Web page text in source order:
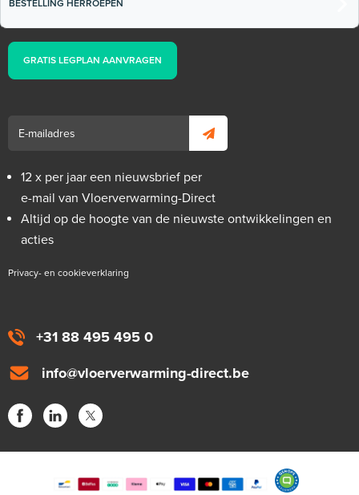
+31 88 495 495 0
info@vloerverwarming-direct.be
BESTELLING HERROEPEN
GRATIS LEGPLAN AANVRAGEN
12 x per jaar een nieuwsbrief per
e-mail van Vloerverwarming-Direct
Altijd op de hoogte van de nieuwste ontwikkelingen en
acties
Privacy- en cookieverklaring